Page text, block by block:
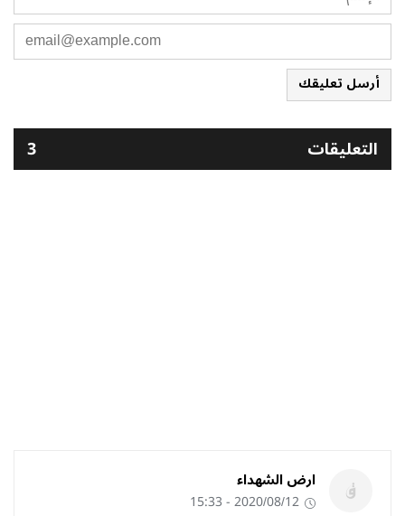
أرسل تعليقك
التعليقات 3
ارض الشهداء
2020/08/12 - 15:33